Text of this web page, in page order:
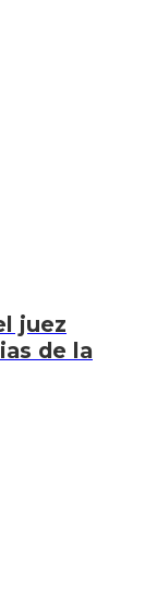
juez
de la